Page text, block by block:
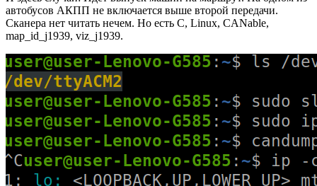
автобусов АКПП не включается выше второй передачи.
Сканера нет читать нечем. Но есть C, Linux, CANable,
map_id_j1939, viz_j1939.